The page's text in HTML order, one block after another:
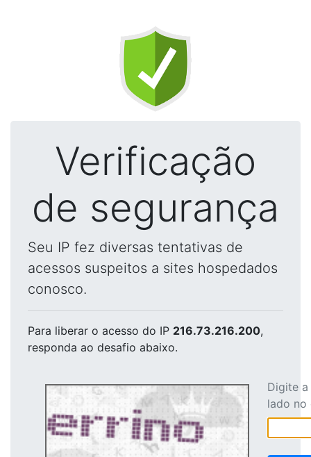
Verificação
de segurança
Seu IP fez diversas tentativas de
acessos suspeitos a sites hospedados
conosco.
Para liberar o acesso do IP 216.73.216.200,
responda ao desafio abaixo.
Digite
lado no